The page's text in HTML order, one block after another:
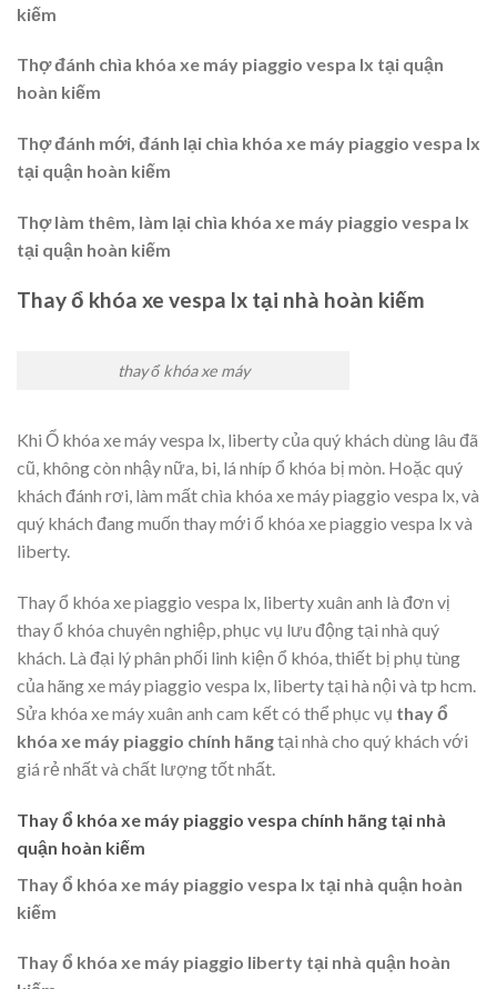
kiếm
Thợ đánh chìa khóa xe máy piaggio vespa lx tại quận
hoàn kiếm
Thợ đánh mới, đánh lại chìa khóa xe máy piaggio vespa lx
tại quận hoàn kiếm
Thợ làm thêm, làm lại chìa khóa xe máy piaggio vespa lx
tại quận hoàn kiếm
Thay ổ khóa xe vespa lx tại nhà hoàn kiếm
thay ổ khóa xe máy
Khi Ổ khóa xe máy vespa lx, liberty của quý khách dùng lâu đã
cũ, không còn nhậy nữa, bi, lá nhíp ổ khóa bị mòn. Hoặc quý
khách đánh rơi, làm mất chìa khóa xe máy piaggio vespa lx, và
quý khách đang muốn thay mới ổ khóa xe piaggio vespa lx và
liberty.
Thay ổ khóa xe piaggio vespa lx, liberty xuân anh là đơn vị
thay ổ khóa chuyên nghiệp, phục vụ lưu động tại nhà quý
khách. Là đại lý phân phối linh kiện ổ khóa, thiết bị phụ tùng
của hãng xe máy piaggio vespa lx, liberty tại hà nội và tp hcm.
Sửa khóa xe máy xuân anh cam kết có thể phục vụ thay ổ
khóa xe máy piaggio chính hãngtại nhà cho quý khách với
giá rẻ nhất và chất lượng tốt nhất.
Thay ổ khóa xe máy piaggio vespa chính hãng tại nhà
quận hoàn kiếm
Thay ổ khóa xe máy piaggio vespa lx tại nhà quận hoàn
kiếm
Thay ổ khóa xe máy piaggio liberty tại nhà quận hoàn